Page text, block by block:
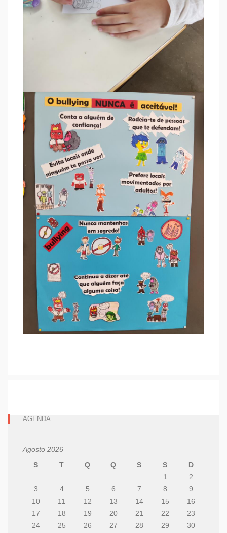
AGENDA
Agosto 2026
S
T Q Q S S
D
1
2
3
4 5 6 7 8
9
10
11 12 13 14 15
16
17
18 19 20 21 22
23
24
25 26 27 28 29
30